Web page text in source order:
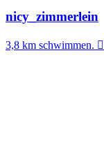
nicy_zimmerlein
3,8 km schwimmen.